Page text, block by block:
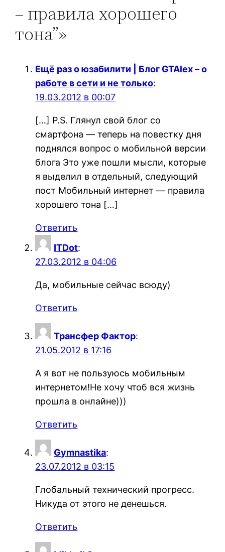
– правила хорошего
тона”»
Ещё раз о юзабилити | Блог GTAlex – о
работе в сети и не только:
19.03.2012 в 00:07
[…] P.S. Глянул свой блог со
смартфона — теперь на повестку дня
поднялся вопрос о мобильной версии
блога Это уже пошли мысли, которые
я выделил в отдельный, следующий
пост Мобильный интернет — правила
хорошего тона […]
Ответить
ITDot:
27.03.2012 в 04:06
Да, мобильные сейчас всюду)
Ответить
Трансфер Фактор:
21.05.2012 в 17:16
А я вот не пользуюсь мобильным
интернетом!Не хочу чтоб вся жизнь
прошла в онлайне)))
Ответить
Gymnastika:
23.07.2012 в 03:15
Глобальный технический прогресс.
Никуда от этого не денешься.
Ответить